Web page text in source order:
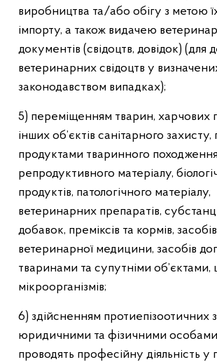
виробництва та/або обігу з метою
імпорту, а також видачею
документів (свідоцтв, довідок)
ветеринарних свідоцтв у
законодавством випадках);
5) переміщенням тварин, харчових
інших об’єктів санітарного захисту,
продуктами тваринного
репродуктивного матеріалу,
продуктів, патологічного матеріалу,
ветеринарних препаратів,
добавок, преміксів та кормів, засобів
ветеринарної медицини, засобів
тваринами та супутніми об’єктами,
мікроорганізмів;
6) здійсненням протиепізоотичних
юридичними та фізичними
проводять професійну діяльність у